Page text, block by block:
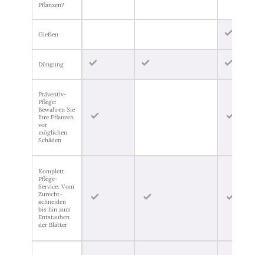
Pflanzen?
Gießen
Düngung
Präventiv-
Pflege:
Bewahren Sie
Ihre Pflanzen
vor
möglichen
Schäden
Komplett
Pflege-
Service: Vom
Zurecht-
schneiden
bis hin zum
Entstauben
der Blätter